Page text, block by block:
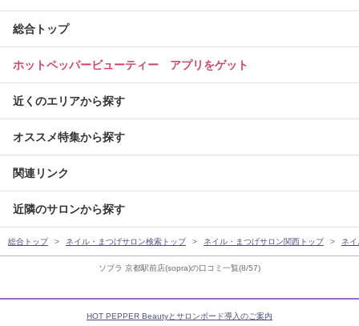
ソプラ 京都駅前店(sopra)の口コミ一覧(8/57)
総合トップ
ホットペッパービューティー アプリをゲット
近くのエリアから探す
オススメ特集から探す
関連リンク
近隣のサロンから探す
総合トップ ネイル・まつげサロン検索トップ ネイル・まつげサロン関西トップ ネ
HOT PEPPER Beautyとサロンボード導入のご案内